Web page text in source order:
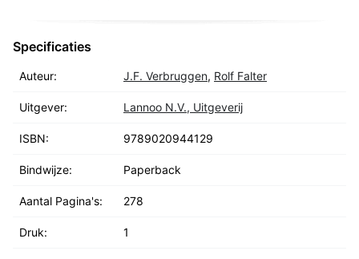
Specificaties
Auteur: J.F. Verbruggen, Rolf Falter
Uitgever: Lannoo N.V., Uitgeverij
ISBN: 9789020944129
Bindwijze: Paperback
Aantal Pagina's: 278
Druk: 1